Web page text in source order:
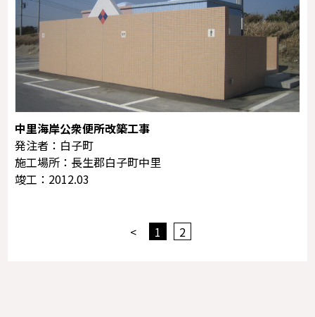
中里海岸公衆便所改築工事
発注者：白子町
施工場所：長生郡白子町中里
竣工：2012.03
< 1 2